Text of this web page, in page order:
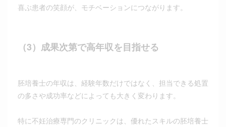
喜ぶ患者の笑顔が、モチベーションにつながります。
（3）成果次第で高年収を目指せる
胚培養士の年収は、経験年数だけではなく、担当できる処置
の多さや成功率などによっても大きく変わります。
特に不妊治療専門のクリニックは、優れたスキルの胚培養士